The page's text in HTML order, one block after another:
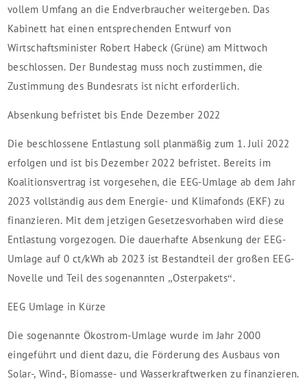
vollem Umfang an die Endverbraucher weitergeben. Das
Kabinett hat einen entsprechenden Entwurf von
Wirtschaftsminister Robert Habeck (Grüne) am Mittwoch
beschlossen. Der Bundestag muss noch zustimmen, die
Zustimmung des Bundesrats ist nicht erforderlich.
Absenkung befristet bis Ende Dezember 2022
Die beschlossene Entlastung soll planmäßig zum 1. Juli 2022
erfolgen und ist bis Dezember 2022 befristet. Bereits im
Koalitionsvertrag ist vorgesehen, die EEG-Umlage ab dem Jahr
2023 vollständig aus dem Energie- und Klimafonds (EKF) zu
finanzieren. Mit dem jetzigen Gesetzesvorhaben wird diese
Entlastung vorgezogen. Die dauerhafte Absenkung der EEG-
Umlage auf 0 ct/kWh ab 2023 ist Bestandteil der großen EEG-
Novelle und Teil des sogenannten „Osterpakets“.
EEG Umlage in Kürze
Die sogenannte Ökostrom-Umlage wurde im Jahr 2000
eingeführt und dient dazu, die Förderung des Ausbaus von
Solar-, Wind-, Biomasse- und Wasserkraftwerken zu finanzieren.